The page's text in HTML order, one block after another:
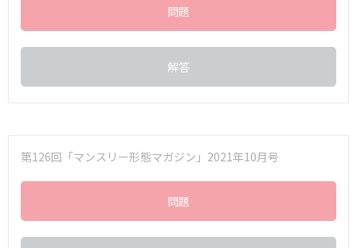
問題
解答
第126回「マンスリー形態マガジン」2021年10月号
問題